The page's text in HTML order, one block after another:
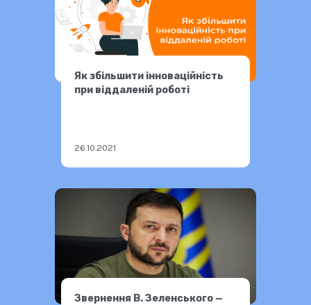
Як збільшити інноваційність
при віддаленій роботі
26.10.2021
Звернення В. Зеленського —